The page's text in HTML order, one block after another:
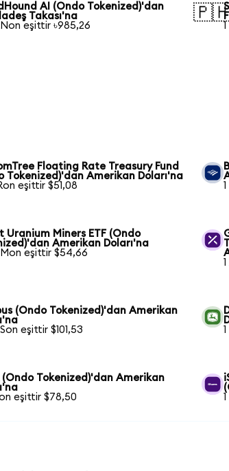
AI (Ondo Tokenized)'dan
Takası'na
eşittir ৳985,26
Floating Rate Treasury Fund
Tokenized)'dan Amerikan Doları'na
eşittir $51,08
Uranium Miners ETF (Ondo
Amerikan Doları'na
eşittir $54,66
(Ondo Tokenized)'dan Amerikan
eşittir $101,53
(Ondo Tokenized)'dan Amerikan
eşittir $78,50